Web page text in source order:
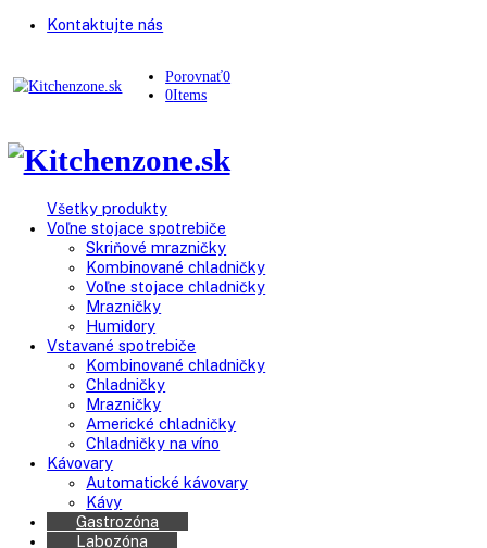
Kontaktujte nás
Porovnať
0Items
Všetky produkty
Voľne stojace spotrebiče
Skriňové mrazničky
Kombinované chladničky
Voľne stojace chladničky
Mrazničky
Humidory
Vstavané spotrebiče
Kombinované chladničky
Chladničky
Mrazničky
Americké chladničky
Chladničky na víno
Kávovary
Automatické kávovary